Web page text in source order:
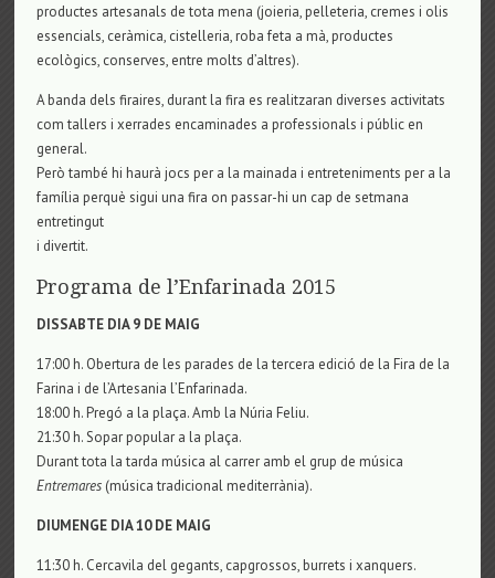
productes artesanals de tota mena (joieria, pelleteria, cremes i olis
essencials, ceràmica, cistelleria, roba feta a mà, productes
ecològics, conserves, entre molts d’altres).
A banda dels firaires, durant la fira es realitzaran diverses activitats
com tallers i xerrades encaminades a professionals i públic en
general.
Però també hi haurà jocs per a la mainada i entreteniments per a la
família perquè sigui una fira on passar-hi un cap de setmana
entretingut
i divertit.
Programa de l’Enfarinada 2015
DISSABTE DIA 9 DE MAIG
17:00 h. Obertura de les parades de la tercera edició de la Fira de la
Farina i de l’Artesania l’Enfarinada.
18:00 h. Pregó a la plaça. Amb la Núria Feliu.
21:30 h. Sopar popular a la plaça.
Durant tota la tarda música al carrer amb el grup de música
Entremares (música tradicional mediterrània).
DIUMENGE DIA 10 DE MAIG
11:30 h. Cercavila del gegants, capgrossos, burrets i xanquers.